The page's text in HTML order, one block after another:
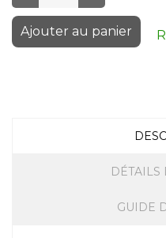
Ajouter au panier
DÉTAILS
GUIDE